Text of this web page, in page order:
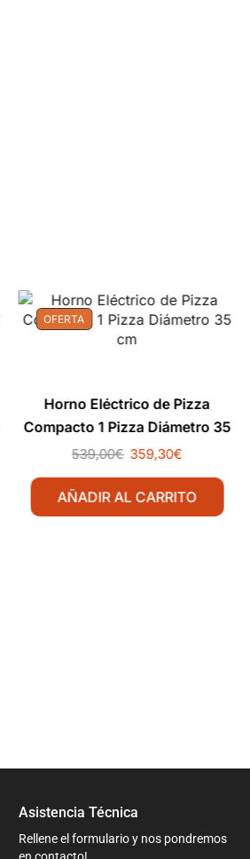
OFERTA
Horno Eléctrico de Pizza
Compacto 1 Pizza Diámetro 35
cm
539,00€ 359,30€
AÑADIR AL CARRITO
Asistencia Técnica
Rellene el formulario y nos pondremos